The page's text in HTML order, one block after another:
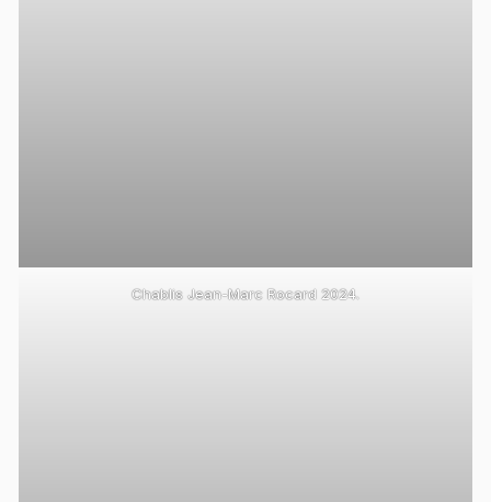
Chablis Jean-Marc Rocard 2024.